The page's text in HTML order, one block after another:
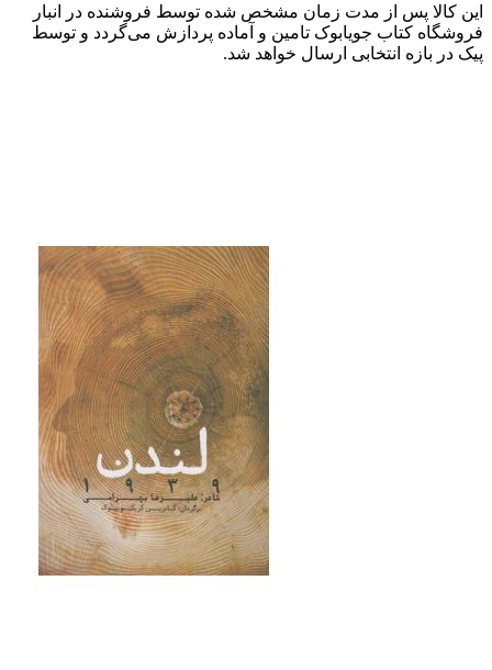
این کالا پس از مدت زمان مشخص شده توسط فروشنده در انبار
فروشگاه کتاب جویابوک تامین و آماده پردازش می‌گردد و توسط
پیک در بازه انتخابی ارسال خواهد شد.